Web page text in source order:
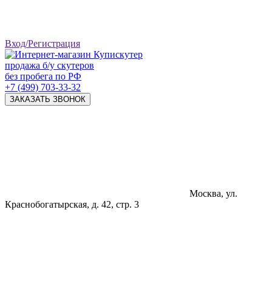
Вход/Регистрация
продажа б/у скутеров
без пробега по РФ
+7 (499) 703-33-32
ЗАКАЗАТЬ ЗВОНОК
Москва, ул.
Краснобогатырская, д. 42, стр. 3